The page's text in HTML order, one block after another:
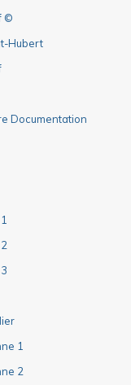
©
Hubert
Documentation
1
2